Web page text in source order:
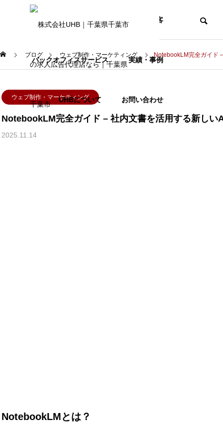
採用の課題 WEB・集客
バックオフィスサービス 実績・事例
UHBについて お問い合わせ
BLOG
ブログ
ブログ ウェブ制作・マーケティング NotebookLM完全ガイド
ウェブ制作・マーケティング
NotebookLM完全ガイド – 社内文書を活用する新しい
2025.11.14
NotebookLMとは？